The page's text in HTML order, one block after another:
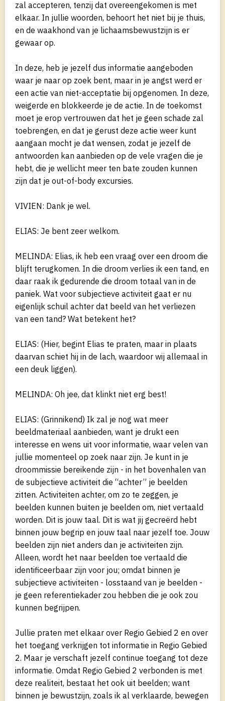
zal accepteren, tenzij dat overeengekomen is met
elkaar. In jullie woorden, behoort het niet bij je thuis,
en de waakhond van je lichaamsbewustzijn is er
gewaar op.
In deze, heb je jezelf dus informatie aangeboden
waar je naar op zoek bent, maar in je angst werd er
een actie van niet-acceptatie bij opgenomen. In deze,
weigerde en blokkeerde je de actie. In de toekomst
moet je erop vertrouwen dat het je geen schade zal
toebrengen, en dat je gerust deze actie weer kunt
aangaan mocht je dat wensen, zodat je jezelf de
antwoorden kan aanbieden op de vele vragen die je
hebt, die je wellicht meer ten bate zouden kunnen
zijn dat je out-of-body excursies.
VIVIEN: Dank je wel.
ELIAS: Je bent zeer welkom.
MELINDA: Elias, ik heb een vraag over een droom die
blijft terugkomen. In die droom verlies ik een tand, en
daar raak ik gedurende die droom totaal van in de
paniek. Wat voor subjectieve activiteit gaat er nu
eigenlijk schuil achter dat beeld van het verliezen
van een tand? Wat betekent het?
ELIAS: (Hier, begint Elias te praten, maar in plaats
daarvan schiet hij in de lach, waardoor wij allemaal in
een deuk liggen).
MELINDA: Oh jee, dat klinkt niet erg best!
ELIAS: (Grinnikend) Ik zal je nog wat meer
beeldmateriaal aanbieden, want je drukt een
interesse en wens uit voor informatie, waar velen van
jullie momenteel op zoek naar zijn. Je kunt in je
droommissie bereikende zijn - in het bovenhalen van
de subjectieve activiteit die “achter” je beelden
zitten. Activiteiten achter, om zo te zeggen, je
beelden kunnen buiten je beelden om, niet vertaald
worden. Dit is jouw taal. Dit is wat jij gecreërd hebt
binnen jouw begrip en jouw taal naar jezelf toe. Jouw
beelden zijn niet anders dan je activiteiten zijn.
Alleen, wordt het naar beelden toe vertaald die
identificeerbaar zijn voor jou; omdat binnen je
subjectieve activiteiten - losstaand van je beelden -
je geen referentiekader zou hebben die je ook zou
kunnen begrijpen.
Jullie praten met elkaar over Regio Gebied 2 en over
het toegang verkrijgen tot informatie in Regio Gebied
2. Maar je verschaft jezelf continue toegang tot deze
informatie. Omdat Regio Gebied 2 verbonden is met
deze realiteit, bestaat het ook uit beelden; want
binnen je bewustzijn, zoals ik al verklaarde, bewegen